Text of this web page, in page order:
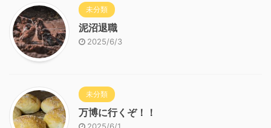
未分類
泥沼退職
2025/6/3
未分類
万博に行くぞ！！